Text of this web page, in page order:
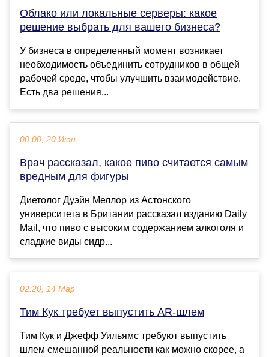
Облако или локальные серверы: какое
решение выбрать для вашего бизнеса?
У бизнеса в определенный момент возникает
необходимость объединить сотрудников в общей
рабочей среде, чтобы улучшить взаимодействие.
Есть два решения...
00:00, 20 Июн
Врач рассказал, какое пиво считается самым
вредным для фигуры
Диетолог Дуэйн Меллор из Астонского
университета в Британии рассказал изданию Daily
Mail, что пиво с высоким содержанием алкоголя и
сладкие виды сидр...
02:20, 14 Мар
Тим Кук требует выпустить AR-шлем
Тим Кук и Джефф Уильямс требуют выпустить
шлем смешанной реальности как можно скорее, а